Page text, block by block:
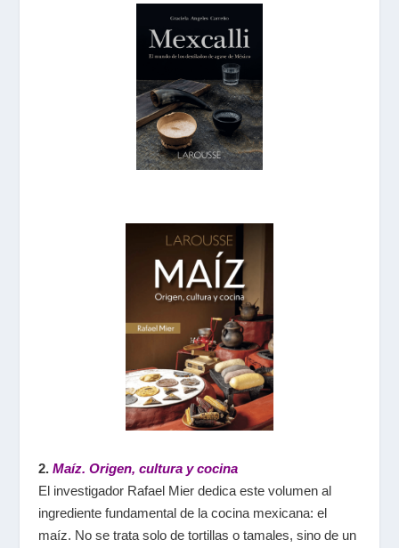
2. Maíz. Origen, cultura y cocina
El investigador Rafael Mier dedica este volumen al
ingrediente fundamental de la cocina mexicana: el
maíz. No se trata solo de tortillas o tamales, sino de un